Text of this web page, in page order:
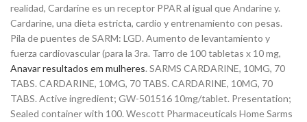
realidad, Cardarine es un receptor PPAR al igual que Andarine y.
Cardarine, una dieta estricta, cardio y entrenamiento con pesas.
Pila de puentes de SARM: LGD. Aumento de levantamiento y
fuerza cardiovascular (para la 3ra. Tarro de 100 tabletas x 10 mg,
Anavar resultados em mulheres. SARMS CARDARINE, 10MG, 70
TABS. CARDARINE, 10MG, 70 TABS. CARDARINE, 10MG, 70
TABS. Active ingredient; GW-501516 10mg/tablet. Presentation;
Sealed container with 100. Wescott Pharmaceuticals Home Sarms